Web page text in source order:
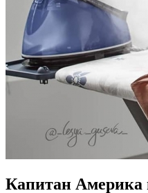
Капитан Америка